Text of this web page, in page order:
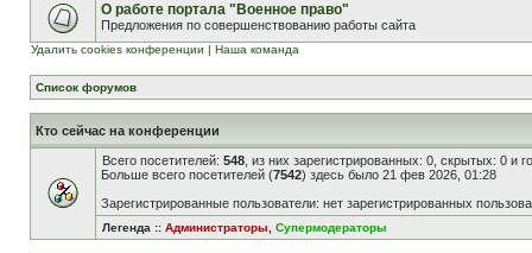
О работе портала "Военное право"
Предложения по совершенствованию работы сайта
Удалить cookies конференции | Наша команда
Список форумов
Кто сейчас на конференции
Всего посетителей: 548 , из них зарегистрированных: 0, скрытых: 0 и
Больше всего посетителей (7542) здесь было 21 фев 2026, 01:28
Зарегистрированные пользователи: нет зарегистрированных
Легенда :: Администраторы Супермодераторы